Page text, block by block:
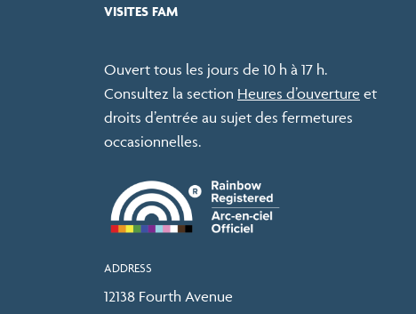
Explorez le développement de l’industrie de la
pêche sur la côte ouest
VISITES FAM
Ouvert tous les jours de 10 h à 17 h.
Consultez la section Heures d’ouverture et
droits d’entrée au sujet des fermetures
occasionnelles.
ADDRESS
12138 Fourth Avenue